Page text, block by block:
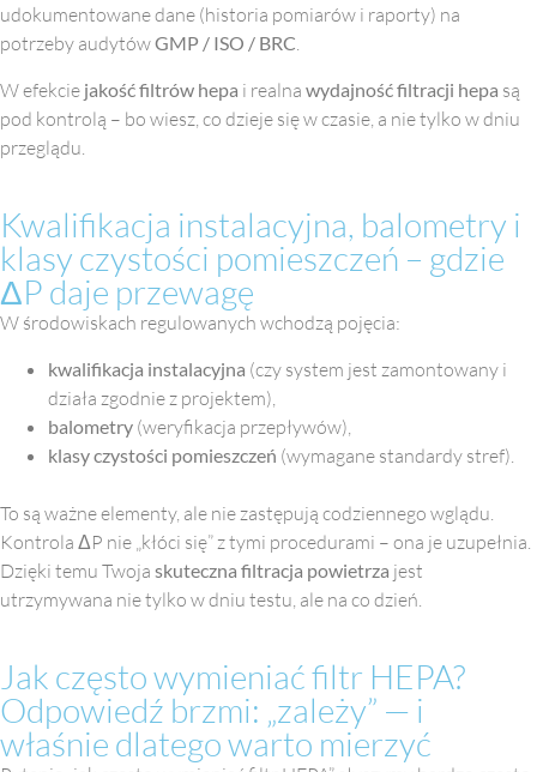
udokumentowane dane (historia pomiarów i raporty) na
potrzeby audytówGMP / ISO / BRC.
W efekcie jakość filtrów hepa i realna wydajność filtracji hepa są
pod kontrolą – bo wiesz, co dzieje się w czasie, a nie tylko w dniu
przeglądu.
Kwalifikacja instalacyjna, balometry i
klasy czystości pomieszczeń – gdzie
ΔP daje przewagę
W środowiskach regulowanych wchodzą pojęcia:
kwalifikacja instalacyjna (czy system jest zamontowany i
działa zgodnie z projektem),
balometry (weryfikacja przepływów),
klasy czystości pomieszczeń (wymagane standardy stref).
To są ważne elementy, ale nie zastępują codziennego wglądu.
Kontrola ΔP nie „kłóci się” z tymi procedurami – ona je uzupełnia.
Dzięki temu Twoja skuteczna filtracja powietrza jest
utrzymywana nie tylko w dniu testu, ale na co dzień.
Jak często wymieniać filtr HEPA?
Odpowiedź brzmi: „zależy” — i
właśnie dlatego warto mierzyć